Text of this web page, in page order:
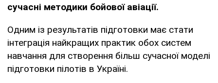
сучасні методики бойової авіації.
Одним із результатів підготовки має стати
інтеграція найкращих практик обох систем
навчання для створення більш сучасної моделі
підготовки пілотів в Україні.